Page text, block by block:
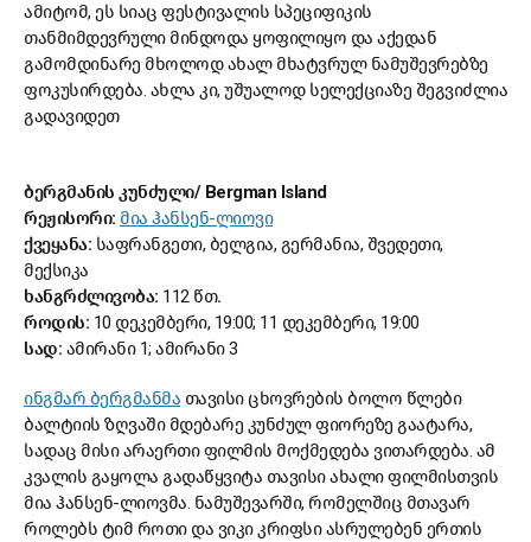
ამიტომ, ეს სიაც ფესტივალის სპეციფიკის
თანმიმდევრული მინდოდა ყოფილიყო და აქედან
გამომდინარე მხოლოდ ახალ მხატვრულ ნამუშევრებზე
ფოკუსირდება. ახლა კი, უშუალოდ სელექციაზე შეგვიძლია
გადავიდეთ
ბერგმანის კუნძული/ Bergman Island
რეჟისორი: მია ჰანსენ-ლიოვი
ქვეყანა: საფრანგეთი, ბელგია, გერმანია, შვედეთი,
მექსიკა
ხანგრძლივობა: 112 წთ.
როდის: 10 დეკემბერი, 19:00; 11 დეკემბერი, 19:00
სად: ამირანი 1; ამირანი 3
ინგმარ ბერგმანმა თავისი ცხოვრების ბოლო წლები
ბალტიის ზღვაში მდებარე კუნძულ ფიორეზე გაატარა,
სადაც მისი არაერთი ფილმის მოქმედება ვითარდება. ამ
კვალის გაყოლა გადაწყვიტა თავისი ახალი ფილმისთვის
მია ჰანსენ-ლიოვმა. ნამუშევარში, რომელშიც მთავარ
როლებს ტიმ როთი და ვიკი კრიფსი ასრულებენ ერთის